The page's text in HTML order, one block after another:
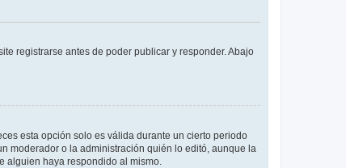
registrarse antes de poder publicar y responder. Abajo
esta opción solo es válida durante un cierto periodo
moderador o la administración quién lo editó, aunque la
alguien haya respondido al mismo.